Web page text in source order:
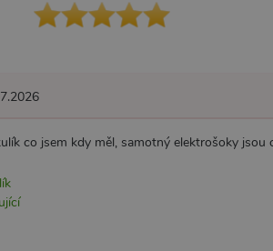
co jsem kdy měl, samotný elektrošoky jsou
_ga_SX4YNVLNP9